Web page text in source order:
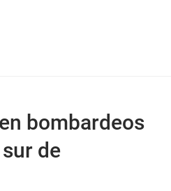
bombardeos
sur de